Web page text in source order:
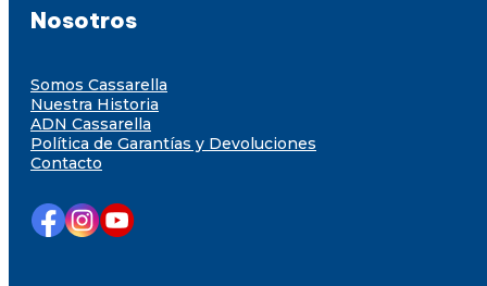
Nosotros
Somos Cassarella
Nuestra Historia
ADN Cassarella
Política de Garantías y Devoluciones
Contacto